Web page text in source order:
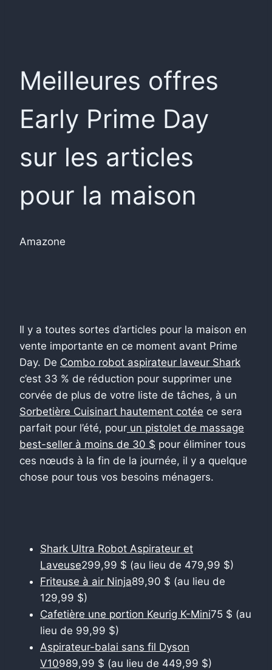
Meilleures offres
Early Prime Day
sur les articles
pour la maison
Amazone
Il y a toutes sortes d’articles pour la maison en
vente importante en ce moment avant Prime
Day. De Combo robot aspirateur laveur Shark
c’est 33 % de réduction pour supprimer une
corvée de plus de votre liste de tâches, à un
Sorbetière Cuisinart hautement cotée ce sera
parfait pour l’été, pour un pistolet de massage
best-seller à moins de 30 $ pour éliminer tous
ces nœuds à la fin de la journée, il y a quelque
chose pour tous vos besoins ménagers.
Shark Ultra Robot Aspirateur et
Laveuse299,99 $ (au lieu de 479,99 $)
Friteuse à air Ninja89,90 $ (au lieu de
129,99 $)
Cafetière une portion Keurig K-Mini75 $ (au
lieu de 99,99 $)
Aspirateur-balai sans fil Dyson
V10989,99 $ (au lieu de 449,99 $)